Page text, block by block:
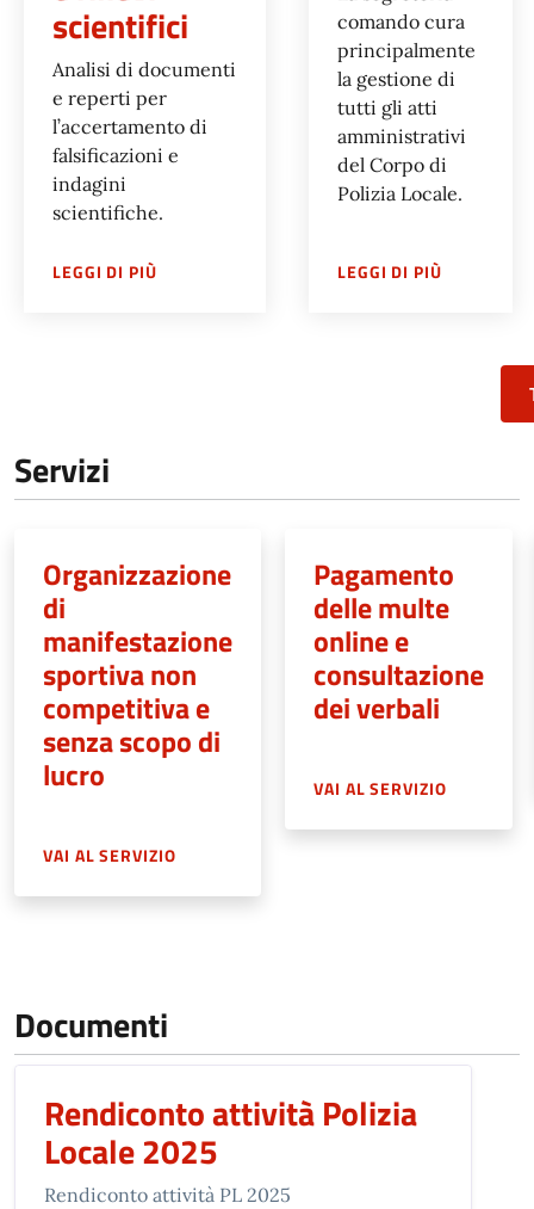
scientifici
Analisi di documenti
e reperti per
l’accertamento di
falsificazioni e
indagini
scientifiche.
LEGGI DI PIÙSU LABORATORIO ANALISI DOCUMENTALE E
comando cura
principalmente
la gestione di
tutti gli atti
amministrativi
del Corpo di
Polizia Locale.
LEGGI DI PIÙSU
Servizi
Organizzazione
di
manifestazione
sportiva non
competitiva e
senza scopo di
lucro
VAI AL SERVIZIO
Pagamento
delle multe
online e
consultazione
dei verbali
VAI AL SERVIZIO
Documenti
Rendiconto attività Polizia
Locale 2025
Rendiconto attività PL 2025